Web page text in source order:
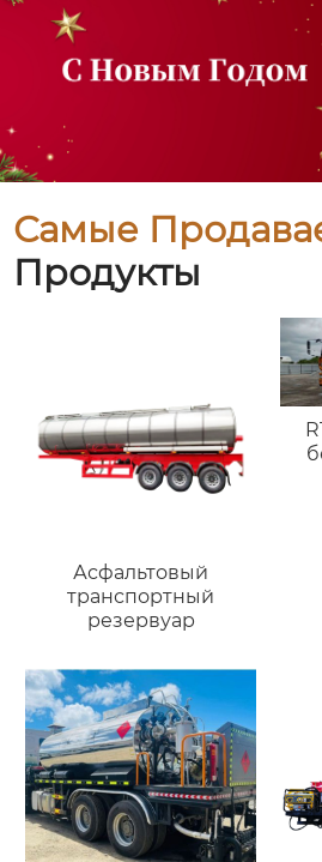
Самые
Продукты
Асфальтовый
транспортный
резервуар